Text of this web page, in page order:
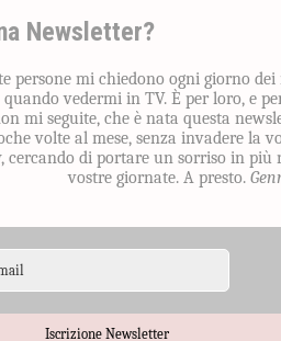
Newsletter?
persone mi chiedono ogni giorno dei
vedermi in TV. È per loro, e
mi seguite, che è nata questa
volte al mese, senza invadere la
cercando di portare un sorriso in più
vostre giornate. A presto.
Iscrizione Newsletter